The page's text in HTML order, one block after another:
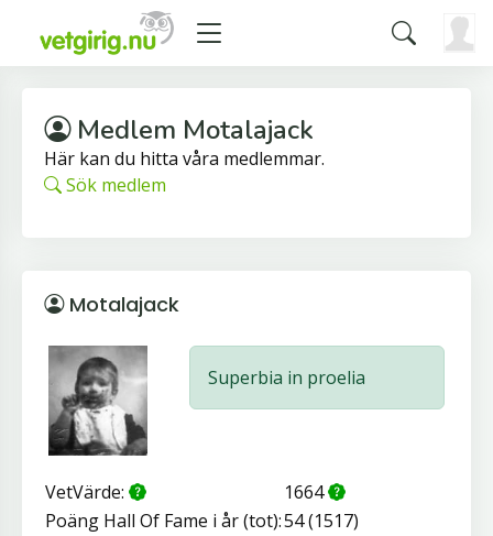
Medlem Motalajack
Här kan du hitta våra medlemmar.
Sök medlem
Motalajack
Superbia in proelia
VetVärde:
1664
Poäng Hall Of Fame i år (tot):54 (1517)